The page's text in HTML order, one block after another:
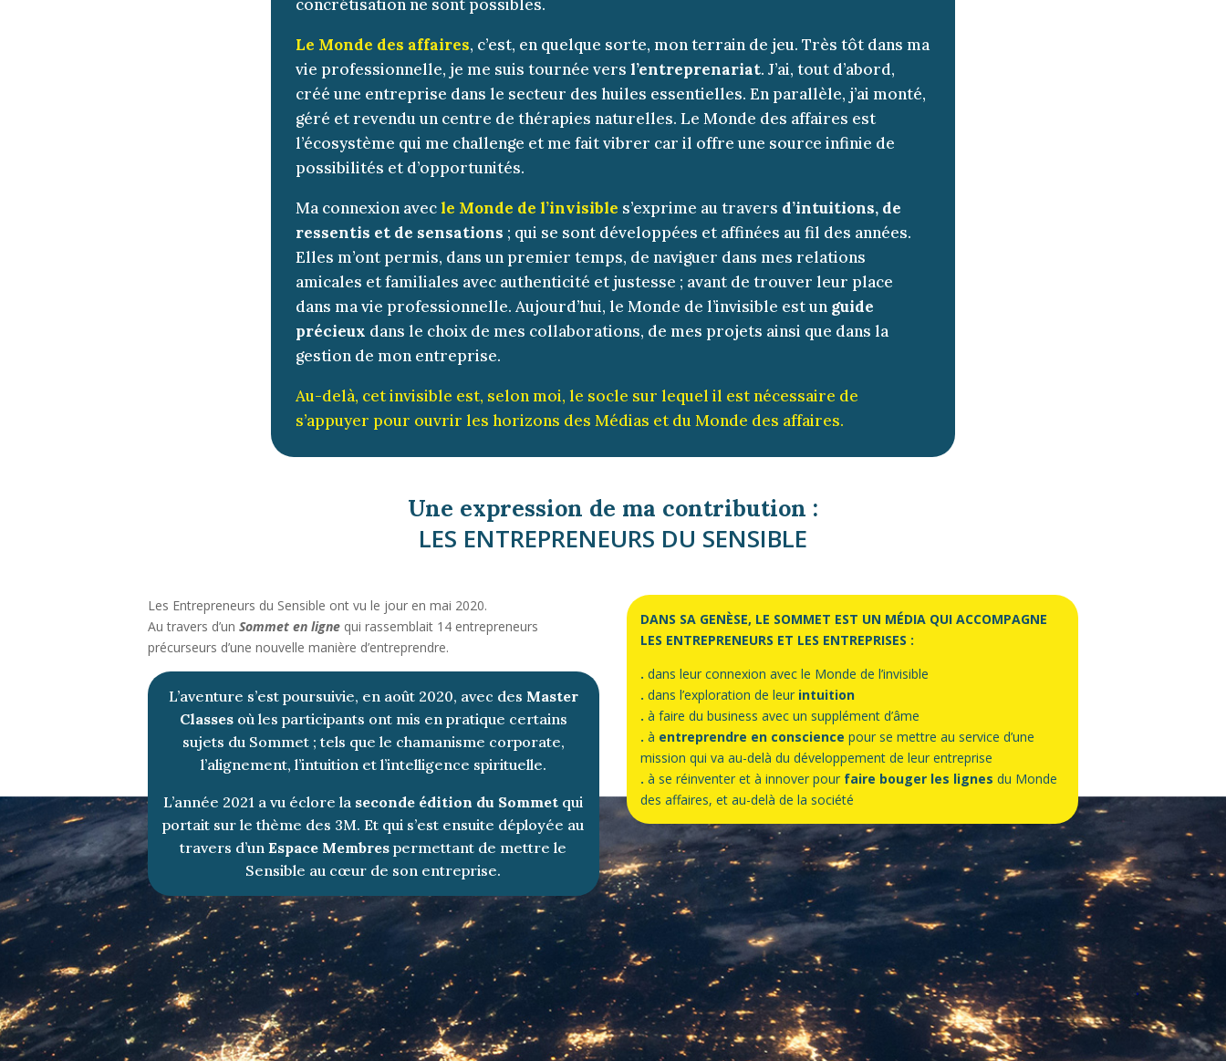
concrétisation ne sont possibles.
Le Monde des affaires, c’est, en quelque sorte, mon terrain de jeu. Très tôt dans ma
vie professionnelle, je me suis tournée vers l’entreprenariat. J’ai, tout d’abord,
créé une entreprise dans le secteur des huiles essentielles. En parallèle, j’ai monté,
géré et revendu un centre de thérapies naturelles. Le Monde des affaires est
l’écosystème qui me challenge et me fait vibrer car il offre une source infinie de
possibilités et d’opportunités.
Ma connexion avecle Monde de l’invisible s’exprime au travers d’intuitions, de
ressentis et de sensations ; qui se sont développées et affinées au fil des années.
Elles m’ont permis, dans un premier temps, de naviguer dans mes relations
amicales et familiales avec authenticité et justesse ; avant de trouver leur place
dans ma vie professionnelle. Aujourd’hui, le Monde de l’invisible est un guide
précieux dans le choix de mes collaborations, de mes projets ainsi que dans la
gestion de mon entreprise.
Au-delà, cet invisible est, selon moi, le socle sur lequel il est nécessaire de
s’appuyer pour ouvrir les horizons des Médias et du Monde des affaires.
Une expression de ma contribution :
LES ENTREPRENEURS DU SENSIBLE
Les Entrepreneurs du Sensible ont vu le jour en mai 2020.
Au travers d’un Sommet en ligne qui rassemblait 14 entrepreneurs
précurseurs d’une nouvelle manière d’entreprendre.
L’aventure s’est poursuivie, en août 2020, avec des Master
Classesoù les participants ont mis en pratique certains
sujets du Sommet ; tels que le chamanisme corporate,
l’alignement, l’intuition et l’intelligence spirituelle.
L’année 2021 a vu éclore la seconde édition du Sommet qui
portait sur le thème des 3M. Et qui s’est ensuite déployée au
travers d’unEspace Membres permettant de mettre le
Sensible au cœur de son entreprise.
DANS SA GENÈSE, LE SOMMET EST UN MÉDIA QUI ACCOMPAGNE
LES ENTREPRENEURS ET LES ENTREPRISES :
. dans leur connexion avec le Monde de l’invisible
. dans l’exploration de leur intuition
. à faire du business avec un supplément d’âme
. à entreprendre en conscience pour se mettre au service d’une
mission qui va au-delà du développement de leur entreprise
. à se réinventer et à innover pour faire bouger les lignes du Monde
des affaires, et au-delà de la société